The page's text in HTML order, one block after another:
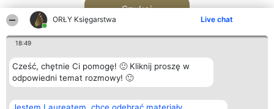
ORŁY Księgarstwa Live chat
18:49
Cześć, chętnie Ci pomogę! 🙂 Kliknij proszę w
odpowiedni temat rozmowy! 🙂
Szukaj
Organizator plebiscytu Plebiscyt Kontakt